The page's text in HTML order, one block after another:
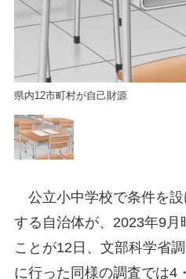
県内12市町村が自己財源
公立小中学校で条件を
する自治体が、2023年9月
ことが12日、文部科学省
に行った同様の調査では4